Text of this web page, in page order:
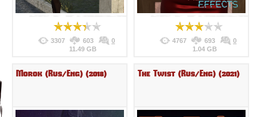
3307 603
0
11.49 GB
4767 693
0
1.04 GB
Morok (Rus/Eng) (2018) The Twist (Rus/Eng) (2021)